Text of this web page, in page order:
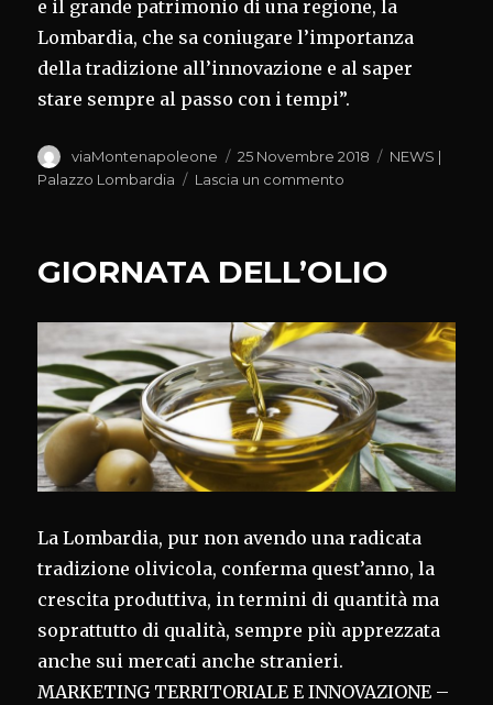
e il grande patrimonio di una regione, la
Lombardia, che sa coniugare l’importanza
della tradizione all’innovazione e al saper
stare sempre al passo con i tempi”.
Autore
viaMontenapoleone
Pubblicato
il
25 Novembre 2018 Categorie
NEWS |
Palazzo Lombardia
Lascia un commento
GIORNATA DELL’OLIO
La Lombardia, pur non avendo una radicata
tradizione olivicola, conferma quest’anno, la
crescita produttiva, in termini di quantità ma
soprattutto di qualità, sempre più apprezzata
anche sui mercati anche stranieri.
MARKETING TERRITORIALE E INNOVAZIONE –